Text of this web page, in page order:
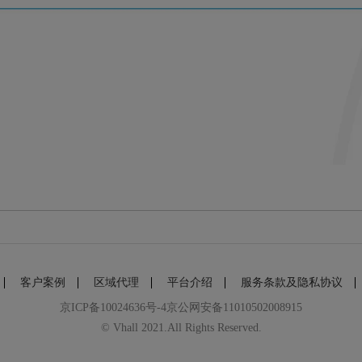
客户案例 区域代理 平台介绍 服务条款及隐私协议
京ICP备10024636号-4京公网安备11010502008915
© Vhall 2021.All Rights Reserved.